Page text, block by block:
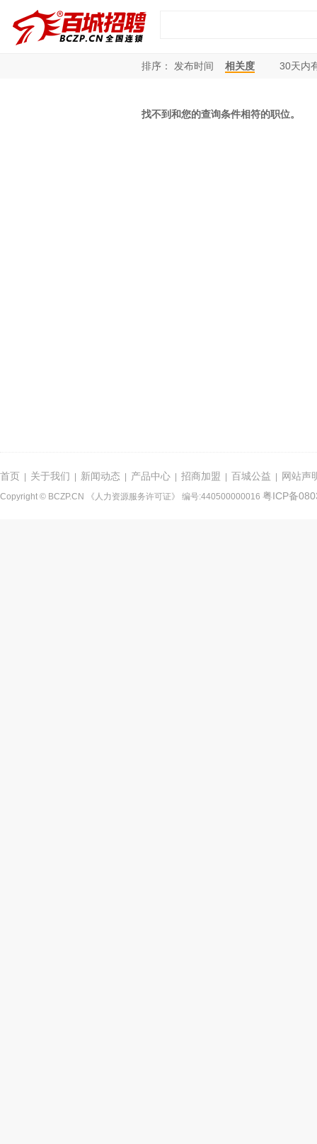
排序： 发布时间 相关度 30天内
找不到和您的查询条件相符的职位。
首页 关于我们 新闻动态 产品中心 招商加盟 百城公益 网站声
Copyright © BCZP.CN 《人力资源服务许可证》 编号:440500000016 粤ICP备